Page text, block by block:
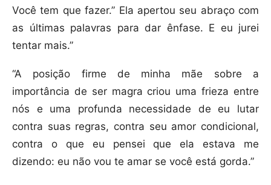
Você tem que fazer.” Ela apertou seu abraço com
as últimas palavras para dar ênfase. E eu jurei
tentar mais.”
“A posição firme de minha mãe sobre a
importância de ser magra criou uma frieza entre
nós e uma profunda necessidade de eu lutar
contra suas regras, contra seu amor condicional,
contra o que eu pensei que ela estava me
dizendo: eu não vou te amar se você está gorda.”